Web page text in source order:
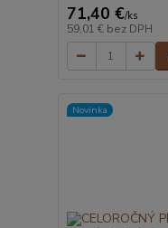
71,40 €/ks
59,01 € bez DPH
Novinka